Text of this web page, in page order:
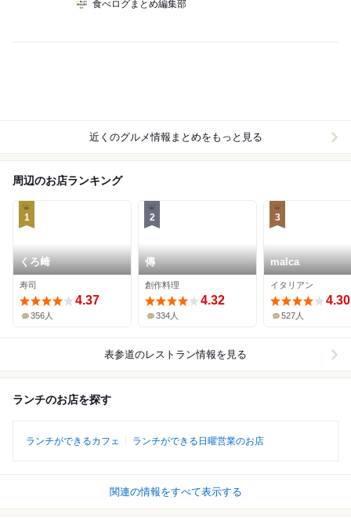
食べログまとめ編集部
近くのグルメ情報まとめをもっと見る
周辺のお店ランキング
1
くろ﨑
寿司
4.37
356人
2
傳
創作料理
4.32
334人
3
malca
イタリアン
4.30
527人
表参道のレストラン情報を見る
ランチのお店を探す
ランチができるカフェ ランチができる日曜営業のお店
関連の情報をすべて表示する